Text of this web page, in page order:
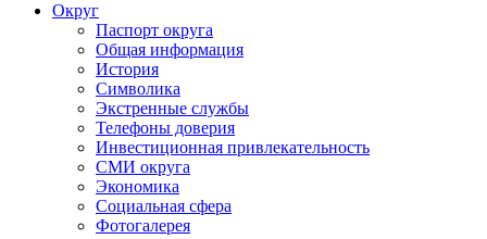
Округ
Паспорт округа
Общая информация
История
Символика
Экстренные службы
Телефоны доверия
Инвестиционная привлекательность
СМИ округа
Экономика
Социальная сфера
Фотогалерея